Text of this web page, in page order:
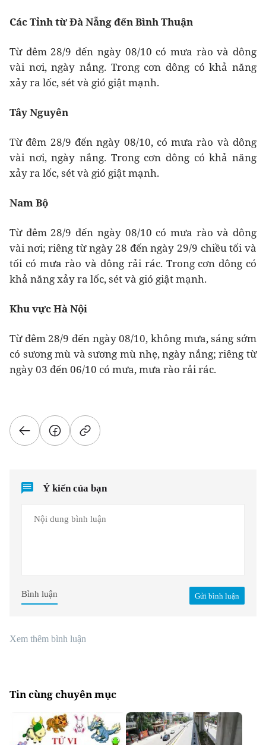
Các Tỉnh từ Đà Nẵng đến Bình Thuận
Từ đêm 28/9 đến ngày 08/10 có mưa rào và dông
vài nơi, ngày nắng. Trong cơn dông có khả năng
xảy ra lốc, sét và gió giật mạnh.
Tây Nguyên
Từ đêm 28/9 đến ngày 08/10, có mưa rào và dông
vài nơi, ngày nắng. Trong cơn dông có khả năng
xảy ra lốc, sét và gió giật mạnh.
Nam Bộ
Từ đêm 28/9 đến ngày 08/10 có mưa rào và dông
vài nơi; riêng từ ngày 28 đến ngày 29/9 chiều tối và
tối có mưa rào và dông rải rác. Trong cơn dông có
khả năng xảy ra lốc, sét và gió giật mạnh.
Khu vực Hà Nội
Từ đêm 28/9 đến ngày 08/10, không mưa, sáng sớm
có sương mù và sương mù nhẹ, ngày nắng; riêng từ
ngày 03 đến 06/10 có mưa, mưa rào rải rác.
Ý kiến của bạn
Gửi bình luận
Bình luận
Xem thêm bình luận
Tin cùng chuyên mục